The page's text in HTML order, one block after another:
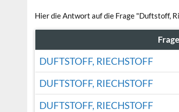
Hier die Antwort auf die Frage "Duftstoff,
Frage
DUFTSTOFF, RIECHSTOFF
DUFTSTOFF, RIECHSTOFF
DUFTSTOFF, RIECHSTOFF